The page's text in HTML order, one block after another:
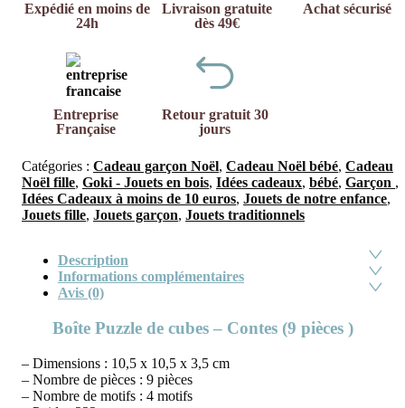
Expédié en moins de
24h
Livraison gratuite
dès 49€
Achat sécurisé
Entreprise
Française
Retour gratuit 30
jours
Catégories : Cadeau garçon Noël, Cadeau Noël bébé, Cadeau
Noël fille, Goki - Jouets en bois, Idées cadeaux, bébé, Garçon ,
Idées Cadeaux à moins de 10 euros, Jouets de notre enfance,
Jouets fille, Jouets garçon, Jouets traditionnels
Description
Informations complémentaires
Avis (0)
Boîte Puzzle de cubes – Contes (9 pièces )
– Dimensions : 10,5 x 10,5 x 3,5 cm
– Nombre de pièces : 9 pièces
– Nombre de motifs : 4 motifs